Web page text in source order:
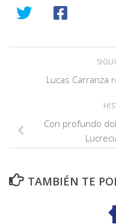
Lucas Carranza
Con profundo
TAMBIÉN TE